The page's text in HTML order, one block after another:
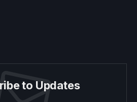
to Updates